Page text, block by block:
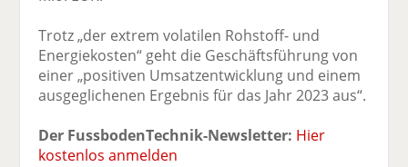
Trotz „der extrem volatilen Rohstoff- und
Energiekosten“ geht die Geschäftsführung von
einer „positiven Umsatzentwicklung und einem
ausgeglichenen Ergebnis für das Jahr 2023 aus“.
Der FussbodenTechnik-Newsletter: Hier
kostenlos anmelden